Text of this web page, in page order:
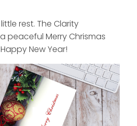
rest. The Clarity
peaceful Merry Chrismas
New Year!